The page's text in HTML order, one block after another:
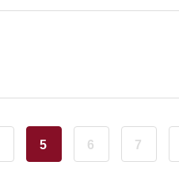
5 6 7